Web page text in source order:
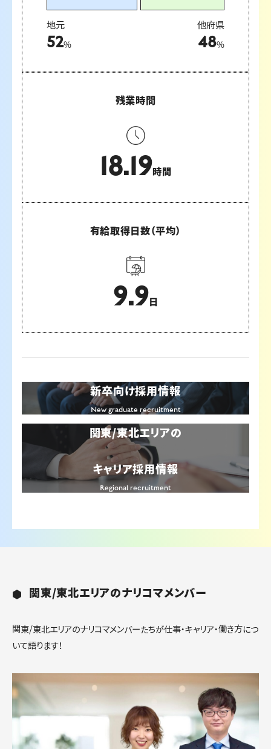
地元
52% 48%
他府県
残業時間
18.19時間
有給取得日数（平均）
9.9 日
新卒向け採用情報
New graduate recruitment
関東/東北エリアの
キャリア採用情報
Regional recruitment
関東/東北エリアのナリコマメンバー
関東/東北エリアのナリコマメンバーたちが仕事・キャリア・働き方につ
いて語ります！